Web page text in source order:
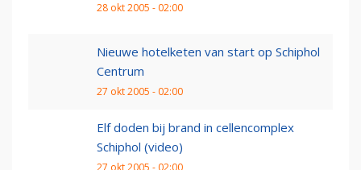
28 okt 2005 - 02:00
Nieuwe hotelketen van start op Schiphol
Centrum
27 okt 2005 - 02:00
Elf doden bij brand in cellencomplex
Schiphol (video)